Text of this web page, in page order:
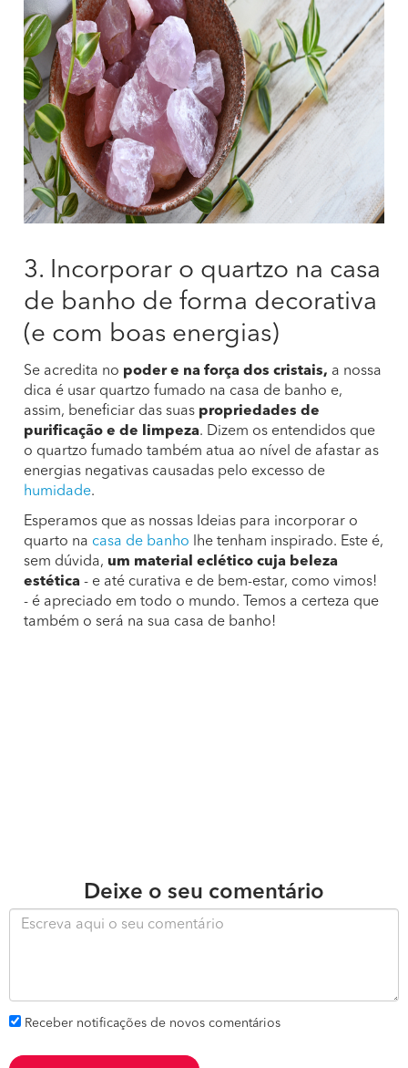
3. Incorporar o quartzo na casa
de banho de forma decorativa
(e com boas energias)
Se acredita no poder e na força dos cristais, a nossa
dica é usar quartzo fumado na casa de banho e,
assim, beneficiar das suas propriedades de
purificação e de limpeza. Dizem os entendidos que
o quartzo fumado também atua ao nível de afastar as
energias negativas causadas pelo excesso de
humidade.
Esperamos que as nossas Ideias para incorporar o
quarto na casa de banho lhe tenham inspirado. Este é,
sem dúvida, um material eclético cuja beleza
estética - e até curativa e de bem-estar, como vimos!
- é apreciado em todo o mundo. Temos a certeza que
também o será na sua casa de banho!
Deixe o seu comentário
Receber notificações de novos comentários